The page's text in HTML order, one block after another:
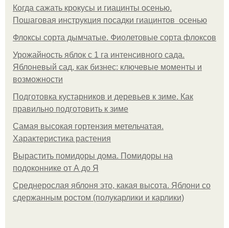
Когда сажать крокусы и гиацинты осенью.
Пошаговая инструкция посадки гиацинтов осенью
Флоксы сорта дымчатые. Фиолетовые сорта флоксов
Урожайность яблок с 1 га интенсивного сада.
Яблоневый сад, как бизнес: ключевые моменты и
возможности
Подготовка кустарников и деревьев к зиме. Как
правильно подготовить к зиме
Самая высокая гортензия метельчатая.
Характеристика растения
Вырастить помидоры дома. Помидоры на
подоконнике от А до Я
Среднерослая яблоня это, какая высота. Яблони со
сдержанным ростом (полукарлики и карлики)